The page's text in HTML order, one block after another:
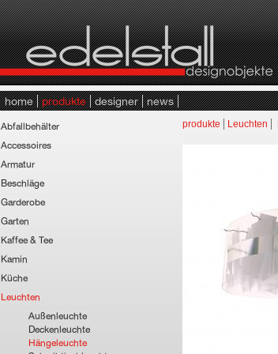
home produkte designer news
Abfallbehälter
Accessoires
Armatur
Beschläge
Garderobe
Garten
Kaffee & Tee
Kamin
Küche
Leuchten
Außenleuchte
Deckenleuchte
Hängeleuchte
produkte Leuchten